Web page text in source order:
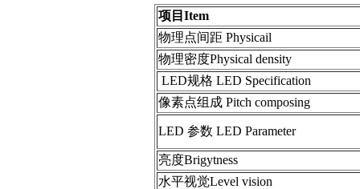
项目Item
物理点间距 Physicail
物理密度Physical density
LED规格 LED Specification
像素点组成 Pitch composing
LED 参数 LED Parameter
亮度Brigytness
水平视觉Level vision